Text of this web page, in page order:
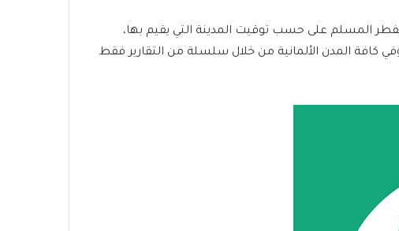
المسلم على حسب توقيت المدينة التي يقيم بها،
كافة المدن الألمانية من خلال سلسلة من التقارير فقط